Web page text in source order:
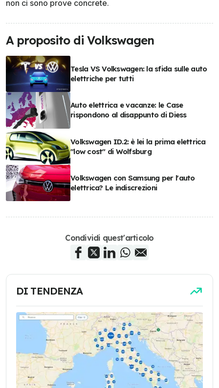
non ci sono prove concrete.
A proposito di Volkswagen
Tesla VS Volkswagen: la sfida sulle auto
elettriche per tutti
Auto elettrica e vacanze: le Case
rispondono al disappunto di Diess
Volkswagen ID.2: è lei la prima elettrica
"low cost" di Wolfsburg
Volkswagen con Samsung per l'auto
elettrica? Le indiscrezioni
Condividi quest'articolo
DI TENDENZA